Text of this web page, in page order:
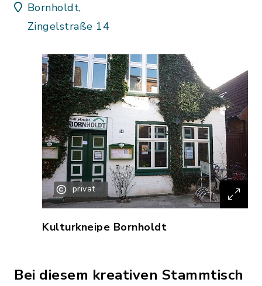
Bornholdt,
Zingelstraße 14
privat
Kulturkneipe Bornholdt
Bei diesem kreativen Stammtisch